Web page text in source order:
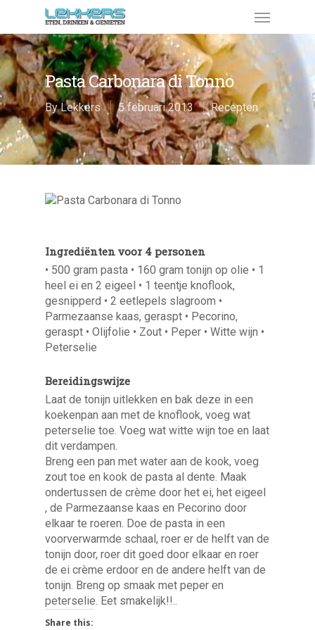
Pasta Carbonara di Tonno
ByLekkers 5 februari 2013 Recepten
Ingrediënten voor 4 personen
• 500 gram pasta • 160 gram tonijn op olie • 1
heel ei en 2 eigeel • 1 teentje knoflook,
gesnipperd • 2 eetlepels slagroom •
Parmezaanse kaas, geraspt • Pecorino,
geraspt • Olijfolie • Zout • Peper • Witte wijn •
Peterselie
Bereidingswijze
Laat de tonijn uitlekken en bak deze in een
koekenpan aan met de knoflook, voeg wat
peterselie toe. Voeg wat witte wijn toe en laat
dit verdampen.
Breng een pan met water aan de kook, voeg
zout toe en kook de pasta al dente. Maak
ondertussen de crème door het ei, het eigeel
, de Parmezaanse kaas en Pecorino door
elkaar te roeren. Doe de pasta in een
voorverwarmde schaal, roer er de helft van de
tonijn door, roer dit goed door elkaar en roer
de ei crème erdoor en de andere helft van de
tonijn. Breng op smaak met peper en
peterselie. Eet smakelijk!!..
Share this: